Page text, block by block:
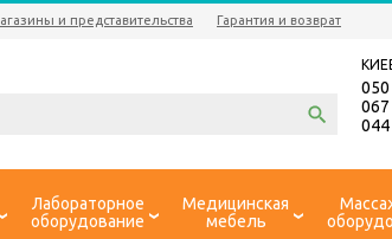
и представительства Гарантия и возврат
050
067
044
Лабораторное
оборудование
Медицинская
мебель